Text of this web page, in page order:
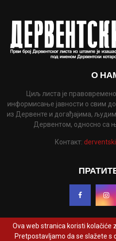
О
Циљ листа је
информисање јавности о свим
из Дервенте и догађајима,
Дервентом, односно са
Контакт:
Ova web stranica koristi kolačiće
Pretpostavljamo da se slažete s